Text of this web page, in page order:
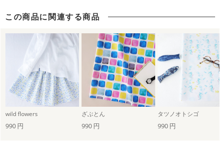
この商品に関連する商品
wild flowers ざぶとん タツノオトシゴ
990 円 990 円 990 円